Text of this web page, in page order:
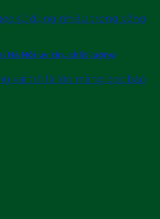
Hà Nội uy tín, chất lượng
vai trò là lớp màng bọc bảo